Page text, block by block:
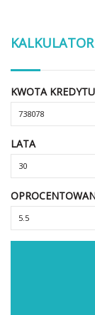
KWOTA KREDYTU
LATA